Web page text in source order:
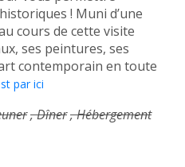
! Muni d’une
cours de cette visite
ses peintures, ses
contemporain en toute
par ici
, Dîner, Hébergement